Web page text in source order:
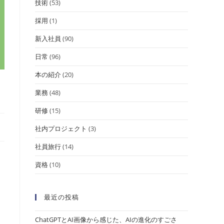
技術(53)
採用 (1)
新入社員 (90)
日常 (96)
本の紹介(20)
業務(48)
研修(15)
社内プロジェクト (3)
社員旅行(14)
資格(10)
最近の投稿
ChatGPTとAI画像から感じた、AIの進化のすごさ